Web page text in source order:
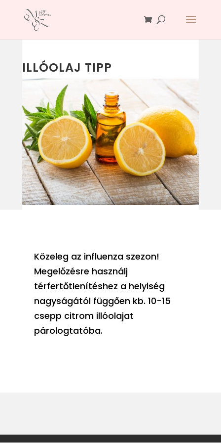
ILLÓOLAJ TIPP
Közeleg az influenza szezon!
Megelőzésre használj
térfertőtlenítéshez a helyiség
nagyságától függően kb. 10-15
csepp citrom illóolajat
párologtatóba.